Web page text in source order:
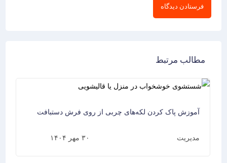
مطالب مرتبط
آموزش پاک کردن لکه‌‌های چربی از روی فرش دستبافت
مدیریت ۳۰ مهر ۱۴۰۴